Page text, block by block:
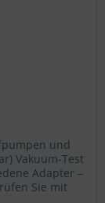
und
Vakuum-Test
Adapter –
Sie mit